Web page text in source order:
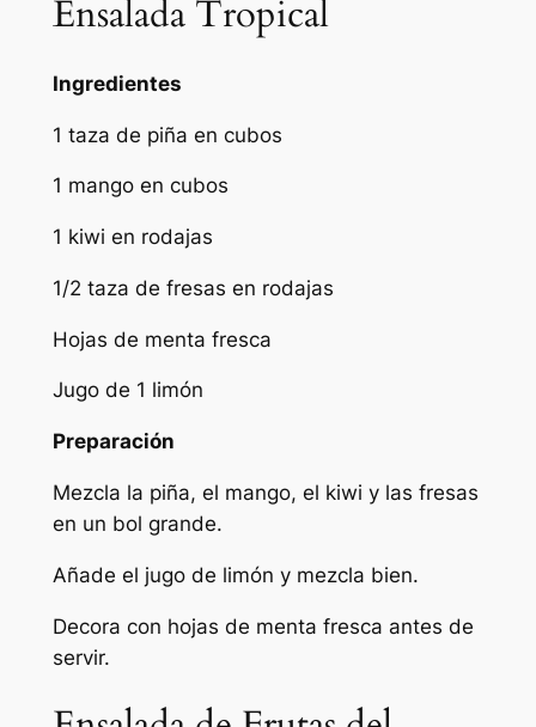
Ensalada Tropical
Ingredientes
1 taza de piña en cubos
1 mango en cubos
1 kiwi en rodajas
1/2 taza de fresas en rodajas
Hojas de menta fresca
Jugo de 1 limón
Preparación
Mezcla la piña, el mango, el kiwi y las fresas
en un bol grande.
Añade el jugo de limón y mezcla bien.
Decora con hojas de menta fresca antes de
servir.